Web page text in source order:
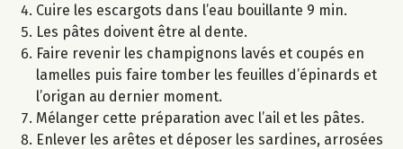
Cuire les escargots dans l’eau bouillante 9 min.
Les pâtes doivent être al dente.
Faire revenir les champignons lavés et coupés en
lamelles puis faire tomber les feuilles d’épinards et
l’origan au dernier moment.
Mélanger cette préparation avec l’ail et les pâtes.
Enlever les arêtes et déposer les sardines, arrosées